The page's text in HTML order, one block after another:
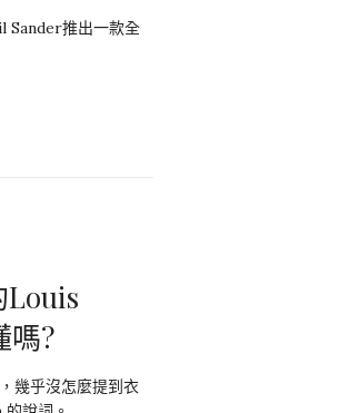
Sander推出一款全
Louis
嗎?
幾乎沒怎麼提到衣